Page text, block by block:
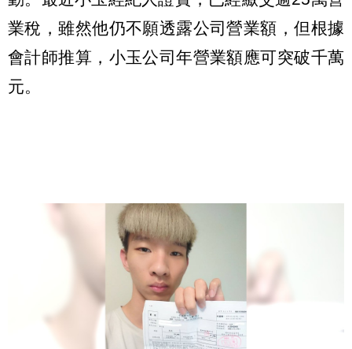
業稅，雖然他仍不願透露公司營業額，但根據
會計師推算，小玉公司年營業額應可突破千萬
元。